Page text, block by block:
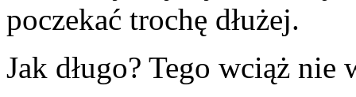
poczekać trochę dłużej.
Jak długo? Tego wciąż nie